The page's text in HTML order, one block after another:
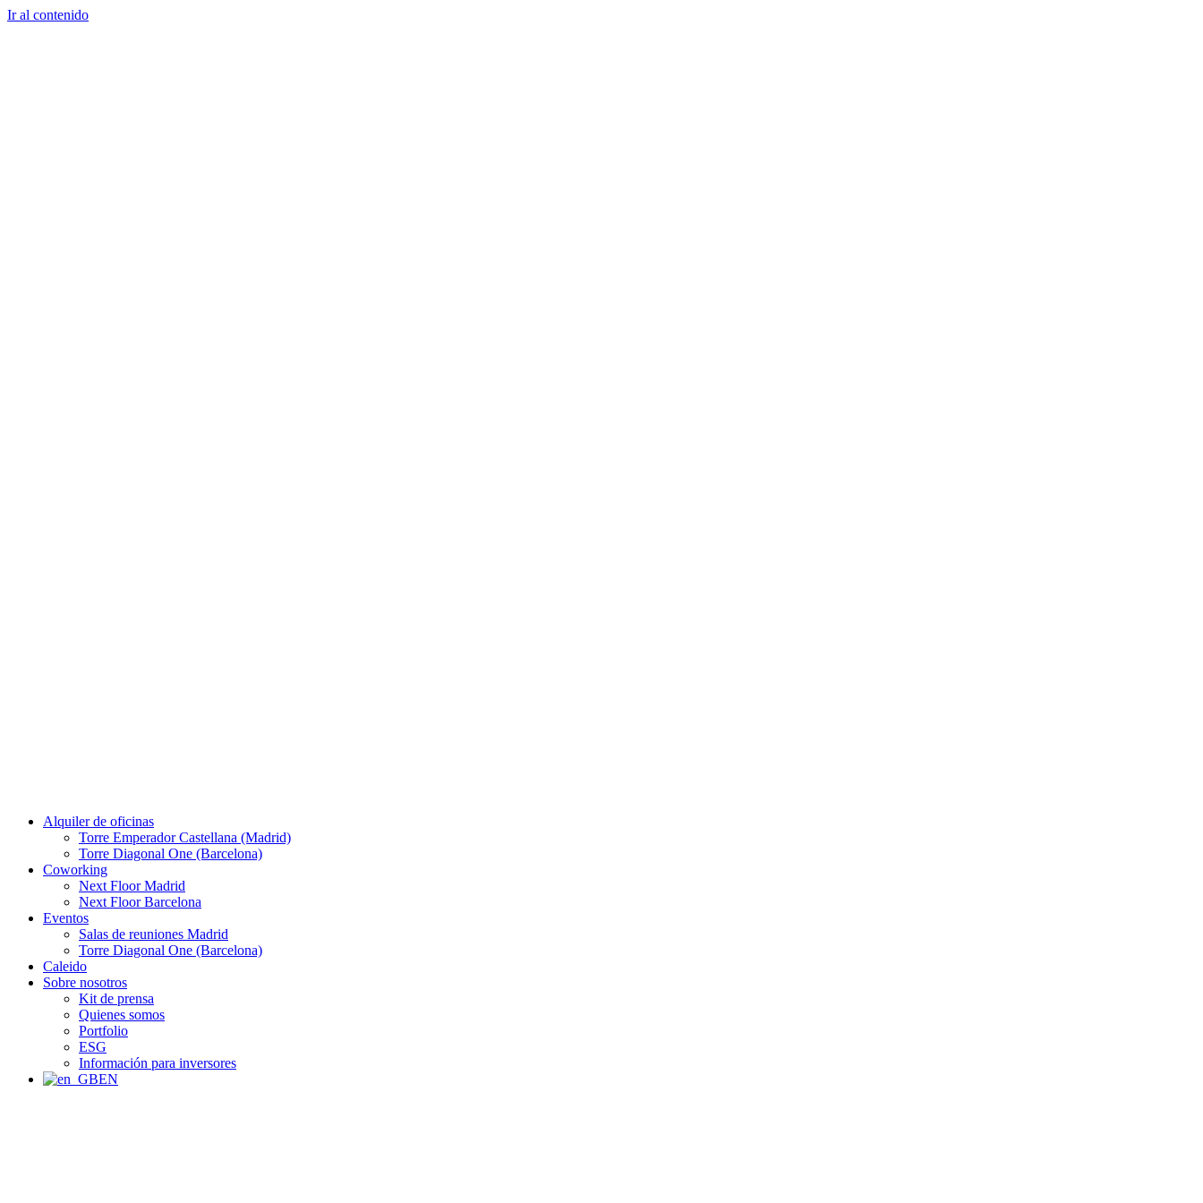
Ir al contenido
Alquiler de oficinas
Torre Emperador Castellana (Madrid)
Torre Diagonal One (Barcelona)
Coworking
Next Floor Madrid
Next Floor Barcelona
Eventos
Salas de reuniones Madrid
Torre Diagonal One (Barcelona)
Caleido
Sobre nosotros
Kit de prensa
Quienes somos
Portfolio
ESG
Información para inversores
EN